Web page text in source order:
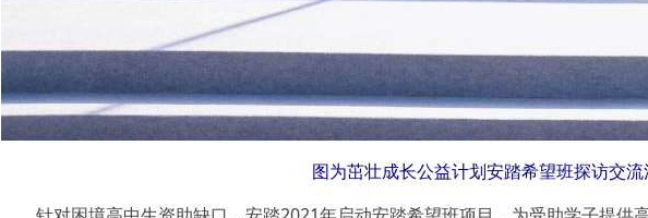
图为茁壮成长公益计划安踏希望班探访交流